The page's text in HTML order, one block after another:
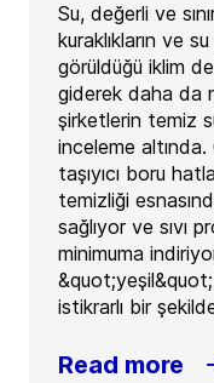
Su, değerli ve
kuraklıkların ve
görüldüğü iklim
giderek daha da
şirketlerin temiz
inceleme
taşıyıcı boru
temizliği
sağlıyor ve sıvı
minimuma
istikrarlı bir
Read more